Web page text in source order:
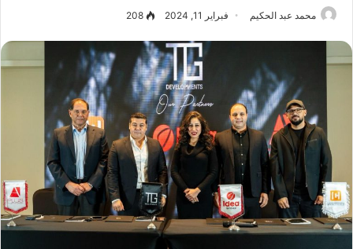
محمد عبد الحكيم فبراير 11, 2024 208